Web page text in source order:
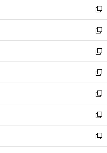
く
ド
ウ
で
開
く
ィ
ン
ド
ウ
で
開
く
い
ウ
ィ
ン
ド
ウ
で
開
く
新
し
い
ウ
ィ
ン
ド
ウ
で
開
く
新
し
い
ウ
ィ
ン
ド
ウ
で
開
く
新
し
い
ウ
ィ
ン
ド
ウ
で
開
新
し
い
ウ
ィ
ン
ド
ウ
新
し
い
ウ
ィ
ン
新
し
い
ウ
新
し